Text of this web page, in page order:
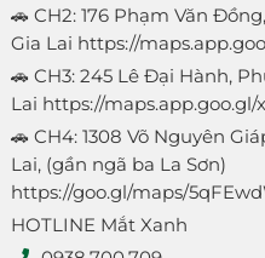
🚗 CH2: 176 Phạm Văn
Gia Lai https://
🚗 CH3: 245 Lê Đại Hành,
Lai https://
🚗 CH4: 1308 Võ Nguyên
Lai, (gần ngã ba La Sơn)
https://goo.gl/maps/
HOTLINE Mắt Xanh